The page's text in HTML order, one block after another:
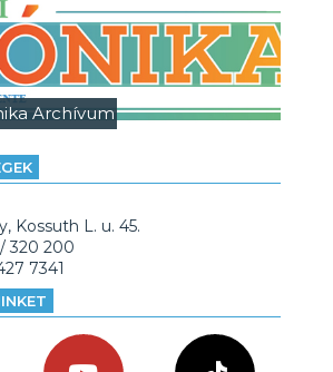
Archívum
Kossuth L. u. 45.
320 200
7341